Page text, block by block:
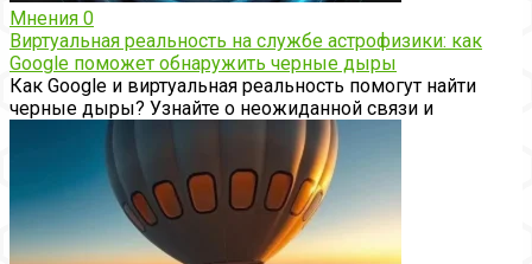
Мнения 0
Виртуальная реальность на службе астрофизики: как
Google поможет обнаружить черные дыры
Как Google и виртуальная реальность помогут найти
черные дыры? Узнайте о неожиданной связи и